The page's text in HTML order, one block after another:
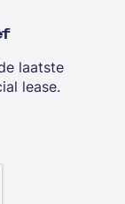
laatste
lease.